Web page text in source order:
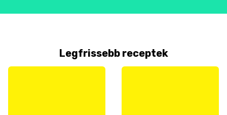
Legfrissebb receptek